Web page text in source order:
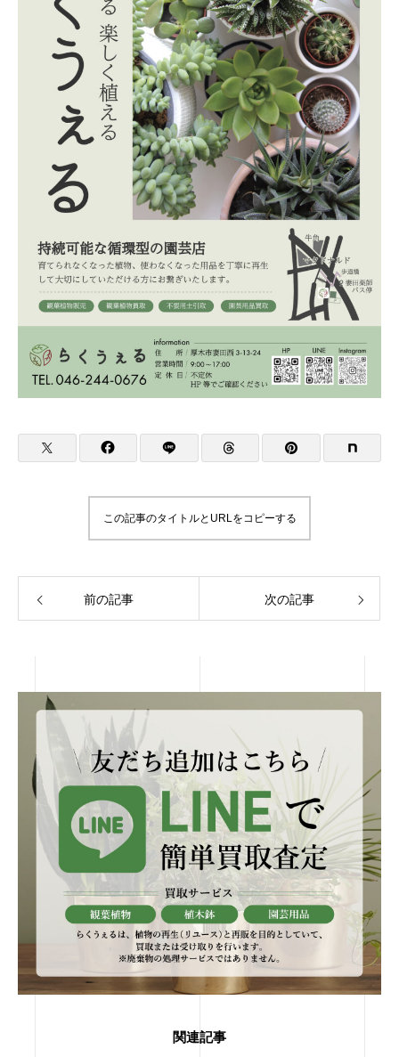
この記事のタイトルとURLをコピーする
前の記事 次の記事
関連記事